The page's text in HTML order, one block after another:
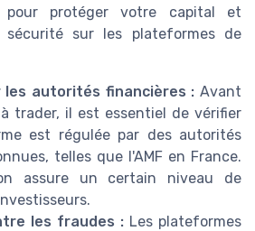
pour protéger votre capital et
sur les plateformes de
les autorités financières : Avant
trader, il est essentiel de vérifier
est régulée par des autorités
telles que l'AMF en France.
assure un certain niveau de
les fraudes : Les plateformes